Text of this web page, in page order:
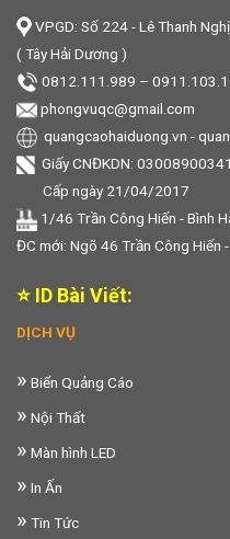
VPGD: Số 224 - Lê Thanh
( Tây Hải Dương )
0812.111.989 –
phongvuqc@gmail.com
quangcaohaiduong.vn -
Giấy CNĐKDN:
Cấp ngày 21/04/2017
1/46 Trần Công Hiến - Bình
ĐC mới: Ngõ 46 Trần Công Hiến
⭐ ID Bài Viết:
DỊCH VỤ
» Biển Quảng Cáo
» Nội Thất
» Màn hình LED
» In Ấn
» Tin Tức